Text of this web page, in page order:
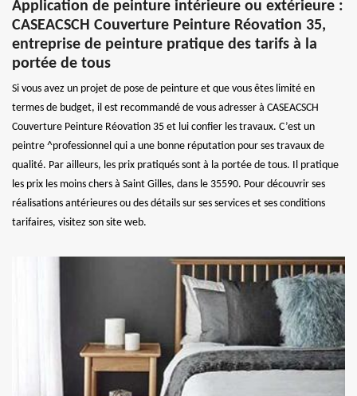
Application de peinture intérieure ou extérieure :
CASEACSCH Couverture Peinture Réovation 35,
entreprise de peinture pratique des tarifs à la
portée de tous
Si vous avez un projet de pose de peinture et que vous êtes limité en
termes de budget, il est recommandé de vous adresser à CASEACSCH
Couverture Peinture Réovation 35 et lui confier les travaux. C’est un
peintre ^professionnel qui a une bonne réputation pour ses travaux de
qualité. Par ailleurs, les prix pratiqués sont à la portée de tous. Il pratique
les prix les moins chers à Saint Gilles, dans le 35590. Pour découvrir ses
réalisations antérieures ou des détails sur ses services et ses conditions
tarifaires, visitez son site web.